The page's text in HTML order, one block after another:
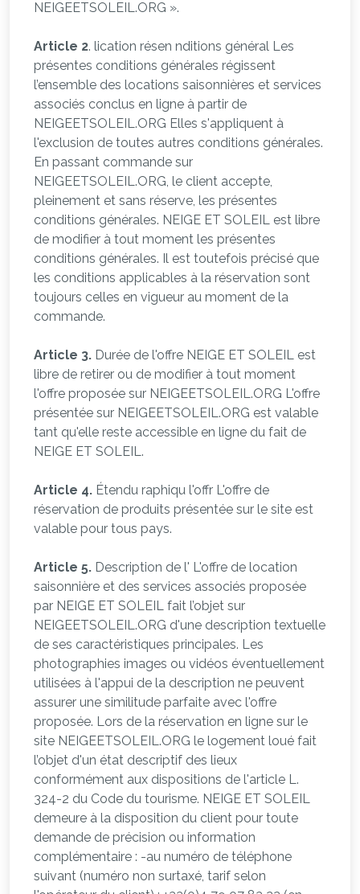
NEIGEETSOLEIL.ORG ».
Article 2. lication résen nditions général Les
présentes conditions générales régissent
l’ensemble des locations saisonnières et services
associés conclus en ligne à partir de
NEIGEETSOLEIL.ORG Elles s'appliquent à
l'exclusion de toutes autres conditions générales.
En passant commande sur
NEIGEETSOLEIL.ORG, le client accepte,
pleinement et sans réserve, les présentes
conditions générales. NEIGE ET SOLEIL est libre
de modifier à tout moment les présentes
conditions générales. Il est toutefois précisé que
les conditions applicables à la réservation sont
toujours celles en vigueur au moment de la
commande.
Article 3. Durée de l'offre NEIGE ET SOLEIL est
libre de retirer ou de modifier à tout moment
l'offre proposée sur NEIGEETSOLEIL.ORG L'offre
présentée sur NEIGEETSOLEIL.ORG est valable
tant qu'elle reste accessible en ligne du fait de
NEIGE ET SOLEIL.
Article 4. Étendu raphiqu l'offr L'offre de
réservation de produits présentée sur le site est
valable pour tous pays.
Article 5. Description de l' L'offre de location
saisonnière et des services associés proposée
par NEIGE ET SOLEIL fait l’objet sur
NEIGEETSOLEIL.ORG d'une description textuelle
de ses caractéristiques principales. Les
photographies images ou vidéos éventuellement
utilisées à l'appui de la description ne peuvent
assurer une similitude parfaite avec l'offre
proposée. Lors de la réservation en ligne sur le
site NEIGEETSOLEIL.ORG le logement loué fait
l’objet d'un état descriptif des lieux
conformément aux dispositions de l'article L.
324-2 du Code du tourisme. NEIGE ET SOLEIL
demeure à la disposition du client pour toute
demande de précision ou information
complémentaire : -au numéro de téléphone
suivant (numéro non surtaxé, tarif selon